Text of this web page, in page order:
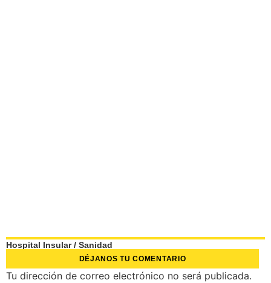
Hospital Insular/ Sanidad
DÉJANOS TU COMENTARIO
Tu dirección de correo electrónico no será publicada.